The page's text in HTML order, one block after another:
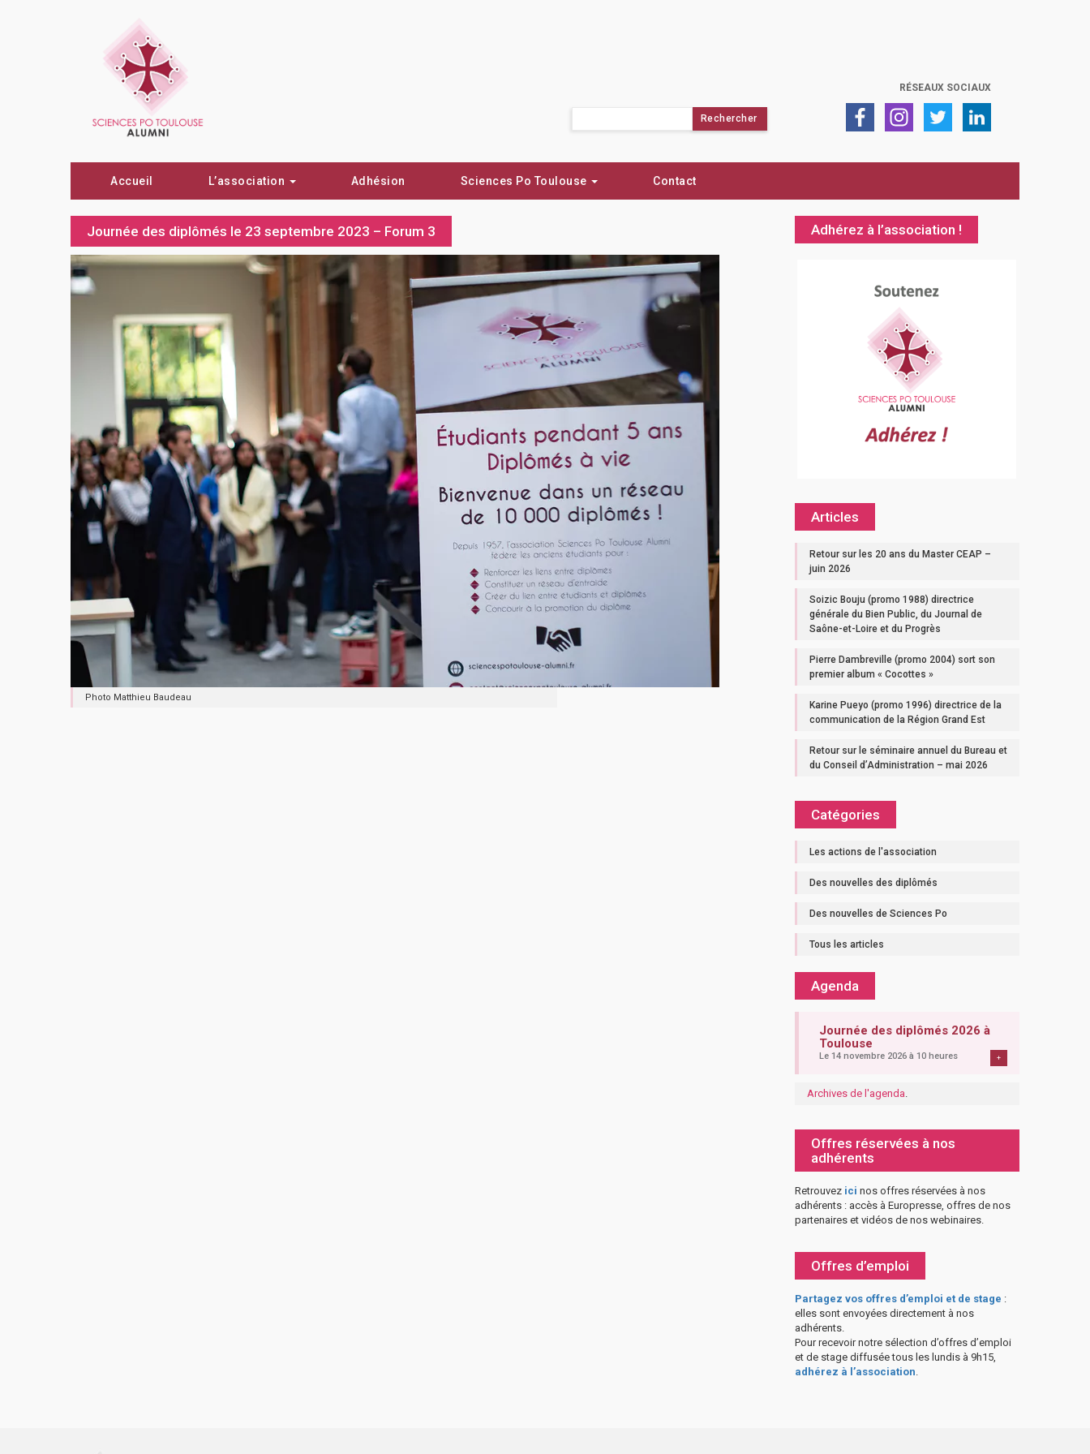
RÉSEAUX SOCIAUX
Accueil L’association Adhésion Sciences Po Toulouse Contact
Journée des diplômés le 23 septembre 2023 – Forum 3
Photo Matthieu Baudeau
Adhérez à l’association !
Articles
Retour sur les 20 ans du Master CEAP –
juin 2026
Soizic Bouju (promo 1988) directrice
générale du Bien Public, du Journal de
Saône-et-Loire et du Progrès
Pierre Dambreville (promo 2004) sort son
premier album « Cocottes »
Karine Pueyo (promo 1996) directrice de la
communication de la Région Grand Est
Retour sur le séminaire annuel du Bureau et
du Conseil d’Administration – mai 2026
Catégories
Les actions de l'association
Des nouvelles des diplômés
Des nouvelles de Sciences Po
Tous les articles
Agenda
Journée des diplômés 2026 à
Toulouse
Le 14 novembre 2026 à 10 heures +
Archives de l'agenda.
Offres réservées à nos
adhérents
Retrouvez ici nos offres réservées à nos
adhérents : accès à Europresse, offres de nos
partenaires et vidéos de nos webinaires.
Offres d’emploi
Partagez vos offres d’emploi et de stage :
elles sont envoyées directement à nos
adhérents.
Pour recevoir notre sélection d’offres d’emploi
et de stage diffusée tous les lundis à 9h15,
adhérez à l’association.